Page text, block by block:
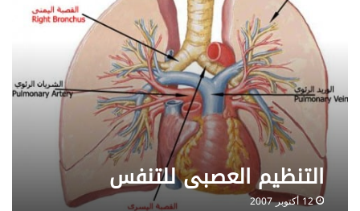
التنظيم العصبي للتنفس
12 أكتوبر 2007